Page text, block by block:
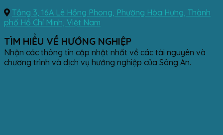
Tầng 3, 16A Lê Hồng Phong, Phường Hòa Hưng, Thành
phố Hồ Chí Minh, Việt Nam
TÌM HIỂU VỀ HƯỚNG NGHIỆP
Nhận các thông tin cập nhật nhất về các tài nguyên và
chương trình và dịch vụ hướng nghiệp của Sông An.